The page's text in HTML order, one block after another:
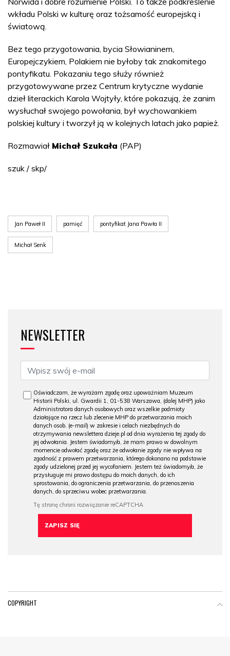
wkładu Polski w kulturę oraz tożsamość europejską i
światową.
Bez tego przygotowania, bycia Słowianinem,
Europejczykiem, Polakiem nie byłoby tak znakomitego
pontyfikatu. Pokazaniu tego służy również
przygotowywane przez Centrum krytyczne wydanie
dzieł literackich Karola Wojtyły, które pokazują, że zanim
wysłuchał swojego powołania, był wychowankiem
polskiej kultury i tworzył ją w kolejnych latach jako papież.
Rozmawiał Michał Szukała (PAP)
szuk / skp/
Jan Paweł II pamięć pontyfikat Jana Pawła II
Michał Senk
NEWSLETTER
Oświadczam, że wyrażam zgodę oraz upoważniam Muzeum
Historii Polski, ul. Gwardii 1, 01-538 Warszawa, (dalej MHP) jako
Administratora danych osobowych oraz wszelkie podmioty
działające na rzecz lub zlecenie MHP do przetwarzania moich
danych osob. (e-mail) w zakresie i celach niezbędnych do
otrzymywania newslettera dzieje.pl od dnia wyrażenia tej zgody do
jej odwołania. Jestem świadomy/a, że mam prawo w dowolnym
momencie odwołać zgodę oraz że odwołanie zgody nie wpływa na
zgodność z prawem przetwarzania, którego dokonano na podstawie
zgody udzielonej przed jej wycofaniem. Jestem też świadomy/a, że
przysługuje mi prawo dostępu do moich danych, do ich
sprostowania, do ograniczenia przetwarzania, do przenoszenia
danych, do sprzeciwu wobec przetwarzania.
COPYRIGHT